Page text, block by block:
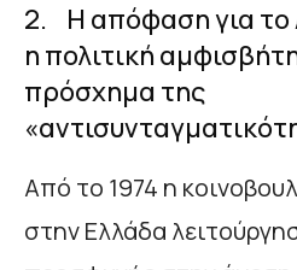
2. Η απόφαση για το
η πολιτική
πρόσχημα της
Aπό το 1974 η
στην Ελλάδα